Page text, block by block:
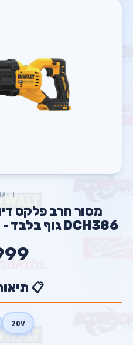
DCH386 גוף בלבד - FLEX ADVANTAGE
📋
20V